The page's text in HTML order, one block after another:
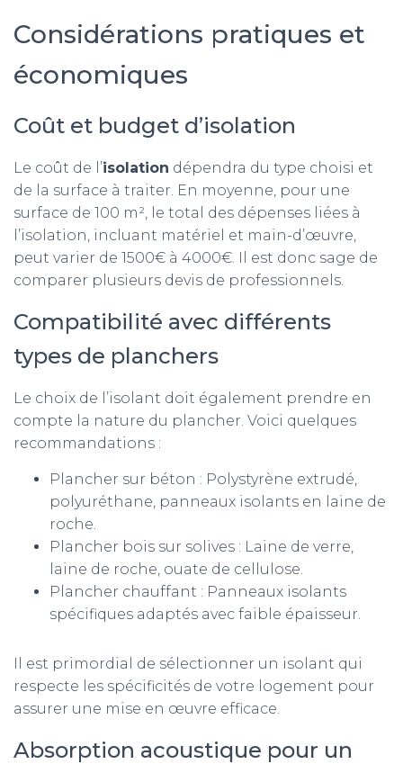
Considérations pratiques et
économiques
Coût et budget d’isolation
Le coût de l’isolation dépendra du type choisi et
de la surface à traiter. En moyenne, pour une
surface de 100 m², le total des dépenses liées à
l’isolation, incluant matériel et main-d’œuvre,
peut varier de 1500€ à 4000€. Il est donc sage de
comparer plusieurs devis de professionnels.
Compatibilité avec différents
types de planchers
Le choix de l’isolant doit également prendre en
compte la nature du plancher. Voici quelques
recommandations :
Plancher sur béton : Polystyrène extrudé,
polyuréthane, panneaux isolants en laine de
roche.
Plancher bois sur solives : Laine de verre,
laine de roche, ouate de cellulose.
Plancher chauffant : Panneaux isolants
spécifiques adaptés avec faible épaisseur.
Il est primordial de sélectionner un isolant qui
respecte les spécificités de votre logement pour
assurer une mise en œuvre efficace.
Absorption acoustique pour un